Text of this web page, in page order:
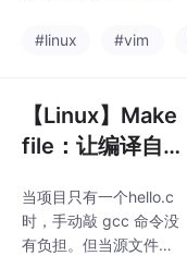
依赖终端编辑器。vim
件扩展等。它最大的特
点——或者说门槛——
是。
#linux #vim
【Linux】Make
file：让编译自
当项目只有一个hello.c
时，手动敲 gcc 命令没
有负担。但当源文件增